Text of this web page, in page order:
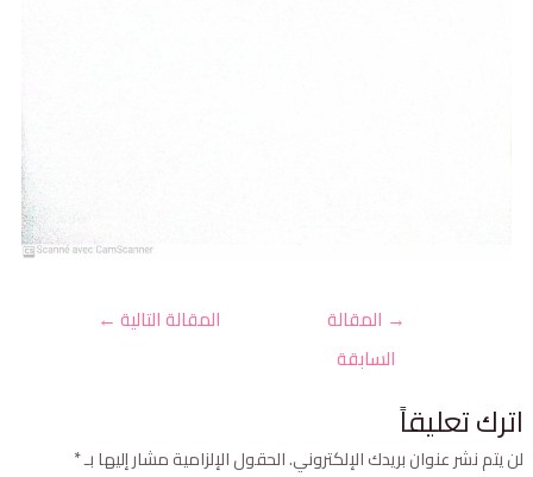
→المقالة
السابقة
المقالة التالية←
تعليقاً
يتم نشر عنوان بريدك الإلكتروني.الحقول الإلزامية مشار إليها بـ*